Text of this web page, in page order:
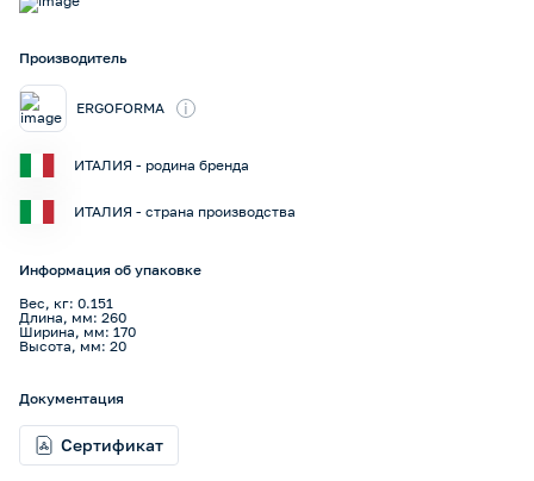
Производитель
ERGOFORMA i
ИТАЛИЯ - родина бренда
ИТАЛИЯ - страна производства
Информация об упаковке
Вес, кг: 0.151
Длина, мм: 260
Ширина, мм: 170
Высота, мм: 20
Документация
Сертификат